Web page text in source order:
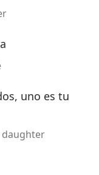
uno es tu
daughter